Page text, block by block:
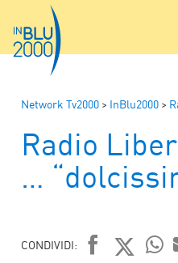
Network Tv2000 > InBlu2000 >
Radio
…
CONDIVIDI: